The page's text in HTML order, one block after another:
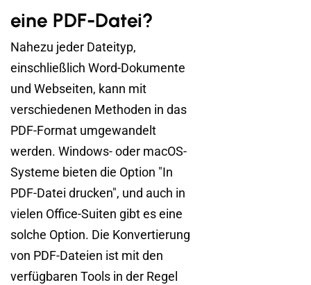
eine PDF-Datei?
Nahezu jeder Dateityp,
einschließlich Word-Dokumente
und Webseiten, kann mit
verschiedenen Methoden in das
PDF-Format umgewandelt
werden. Windows- oder macOS-
Systeme bieten die Option "In
PDF-Datei drucken", und auch in
vielen Office-Suiten gibt es eine
solche Option. Die Konvertierung
von PDF-Dateien ist mit den
verfügbaren Tools in der Regel